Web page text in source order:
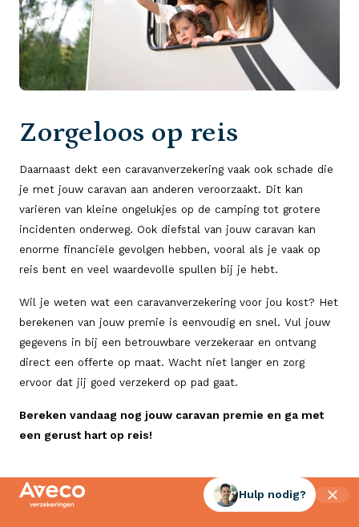
Zorgeloos op reis
Daarnaast dekt een caravanverzekering vaak ook schade die
je met jouw caravan aan anderen veroorzaakt. Dit kan
variëren van kleine ongelukjes op de camping tot grotere
incidenten onderweg. Ook diefstal van jouw caravan kan
enorme financiële gevolgen hebben, vooral als je vaak op
reis bent en veel waardevolle spullen bij je hebt.
Wil je weten wat een caravanverzekering voor jou kost? Het
berekenen van jouw premie is eenvoudig en snel. Vul jouw
gegevens in bij een betrouwbare verzekeraar en ontvang
direct een offerte op maat. Wacht niet langer en zorg
ervoor dat jij goed verzekerd op pad gaat.
Bereken vandaag nog jouw caravan premie en ga met
een gerust hart op reis!
Hulp nodig?